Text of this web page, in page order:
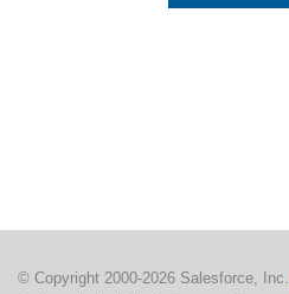
© Copyright 2000-2026 Salesforce, Inc.